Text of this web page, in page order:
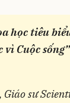
học tiêu
vì Cuộc
Giáo sư